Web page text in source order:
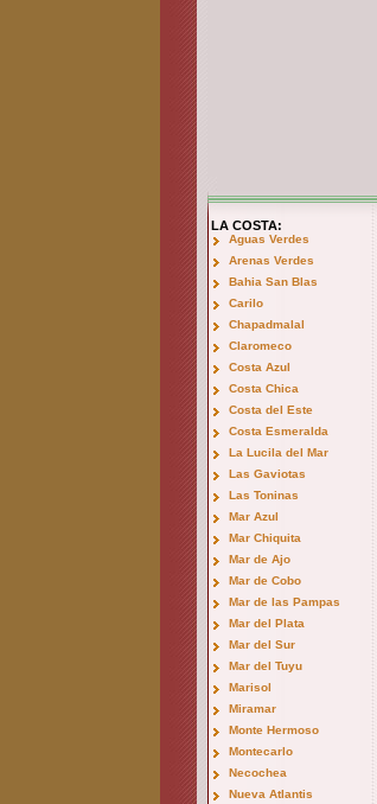
LA COSTA:
Aguas Verdes
Arenas Verdes
Bahia San Blas
Carilo
Chapadmalal
Claromeco
Costa Azul
Costa Chica
Costa del Este
Costa Esmeralda
La Lucila del Mar
Las Gaviotas
Las Toninas
Mar Azul
Mar Chiquita
Mar de Ajo
Mar de Cobo
Mar de las Pampas
Mar del Plata
Mar del Sur
Mar del Tuyu
Marisol
Miramar
Monte Hermoso
Montecarlo
Necochea
Nueva Atlantis